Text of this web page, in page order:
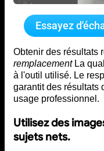
Essayez
Obtenir des résultats
remplacementLa
à l'outil utilisé. Le
garantit des résultats
usage professionnel.
Utilisez des
sujets nets.